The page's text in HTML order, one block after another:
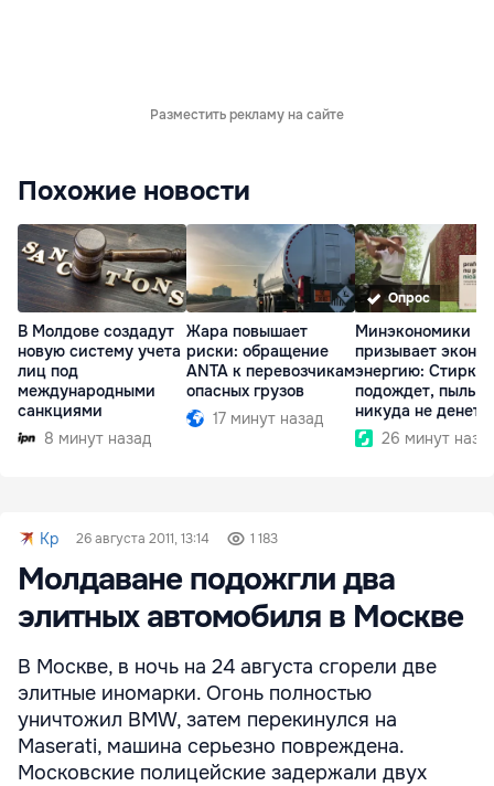
Разместить рекламу на сайте
Похожие новости
В Молдове создадут
новую систему учета
лиц под
международными
санкциями
8 минут назад
Жара повышает
риски: обращение
ANTA к перевозчикам
опасных грузов
17 минут назад
Опрос
Минэкономики
призывает
энергию: Стирка
подождет, пыль
никуда не
26 минут
Kp 26 августа 2011, 13:14 1 183
Молдаване подожгли два
элитных автомобиля в Москве
В Москве, в ночь на 24 августа сгорели две
элитные иномарки. Огонь полностью
уничтожил BMW, затем перекинулся на
Maserati, машина серьезно повреждена.
Московские полицейские задержали двух